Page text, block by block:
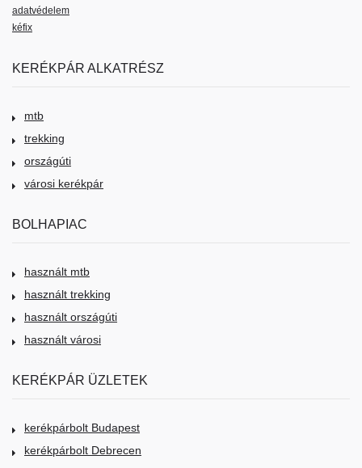
adatvédelem
kéfix
KERÉKPÁR ALKATRÉSZ
mtb
trekking
országúti
városi kerékpár
BOLHAPIAC
használt mtb
használt trekking
használt országúti
használt városi
KERÉKPÁR ÜZLETEK
kerékpárbolt Budapest
kerékpárbolt Debrecen